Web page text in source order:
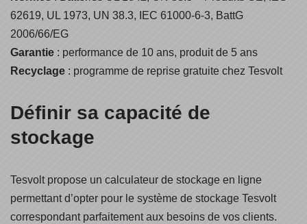
62619, UL 1973, UN 38.3, IEC 61000-6-3, BattG
2006/66/EG
Garantie : performance de 10 ans, produit de 5 ans
Recyclage : programme de reprise gratuite chez Tesvolt
Définir sa capacité de
stockage
Tesvolt propose un calculateur de stockage en ligne
permettant d’opter pour le système de stockage Tesvolt
correspondant parfaitement aux besoins de vos clients.